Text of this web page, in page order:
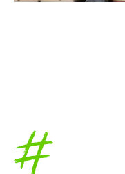
Accueil